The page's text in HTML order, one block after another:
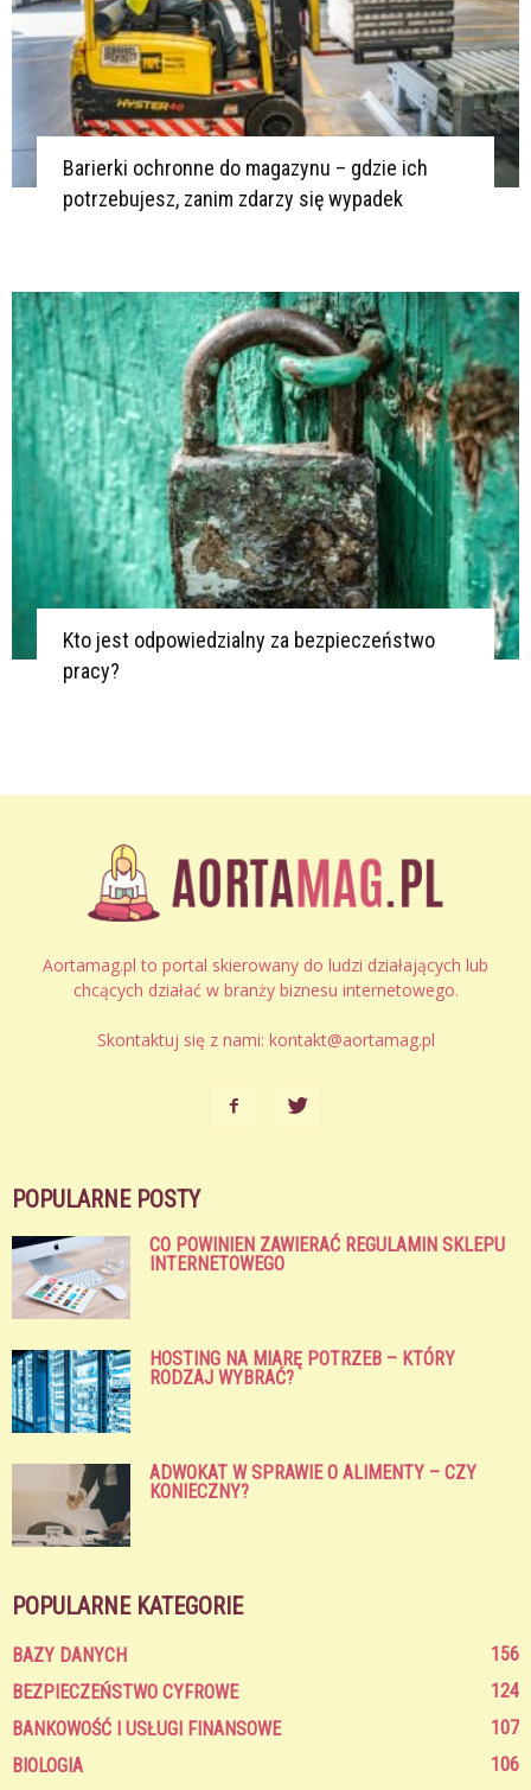
Barierki ochronne do magazynu – gdzie ich
potrzebujesz, zanim zdarzy się wypadek
Kto jest odpowiedzialny za bezpieczeństwo
pracy?
Aortamag.pl to portal skierowany do ludzi działających lub
chcących działać w branży biznesu internetowego.
Skontaktuj się z nami: kontakt@aortamag.pl
POPULARNE POSTY
CO POWINIEN ZAWIERAĆ REGULAMIN SKLEPU
INTERNETOWEGO
HOSTING NA MIARĘ POTRZEB – KTÓRY
RODZAJ WYBRAĆ?
ADWOKAT W SPRAWIE O ALIMENTY – CZY
KONIECZNY?
POPULARNE KATEGORIE
BAZY DANYCH
156
BEZPIECZEŃSTWO CYFROWE
124
BANKOWOŚĆ I USŁUGI FINANSOWE
107
BIOLOGIA
106